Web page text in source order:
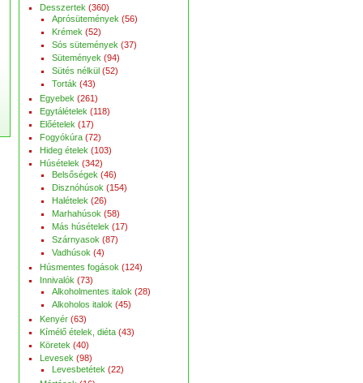
Desszertek (360)
Aprósütemények (56)
Krémek (52)
Sós sütemények (37)
Sütemények (94)
Sütés nélkül (52)
Torták (43)
Egyebek (261)
Egytálételek (118)
Előételek (17)
Fogyókúra (72)
Hideg ételek (103)
Húsételek (342)
Belsőségek (46)
Disznóhúsok (154)
Halételek (26)
Marhahúsok (58)
Más húsételek (17)
Szárnyasok (87)
Vadhúsok (4)
Húsmentes fogások (124)
Innivalók (73)
Alkoholmentes italok (28)
Alkoholos italok (45)
Kenyér (63)
Kímélő ételek, diéta (43)
Köretek (40)
Levesek (98)
Levesbetétek (22)